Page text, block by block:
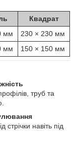
Квадрат
мм
230 × 230 мм
мм 150 × 150 мм
труб та
навіть під